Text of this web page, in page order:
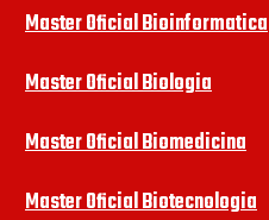
Master Oficial Bioinformatica
Master Oficial Biologia
Master Oficial Biomedicina
Master Oficial Biotecnologia